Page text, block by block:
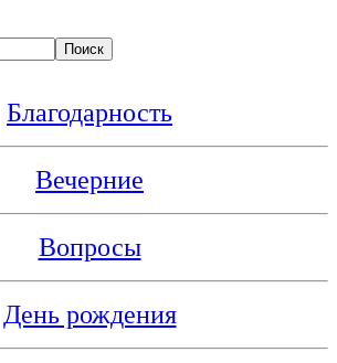
Поиск
Благодарность
Вечерние
Вопросы
День рождения